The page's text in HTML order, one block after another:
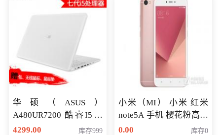
华硕（ASUS）
A480UR7200 酷睿I5超
薄学生办公游戏独显笔
4299.00 库存999
小米（MI） 小米 红米
note5A 手机 樱花粉高配
版 全网通(3G+32G)
0.00 库存0